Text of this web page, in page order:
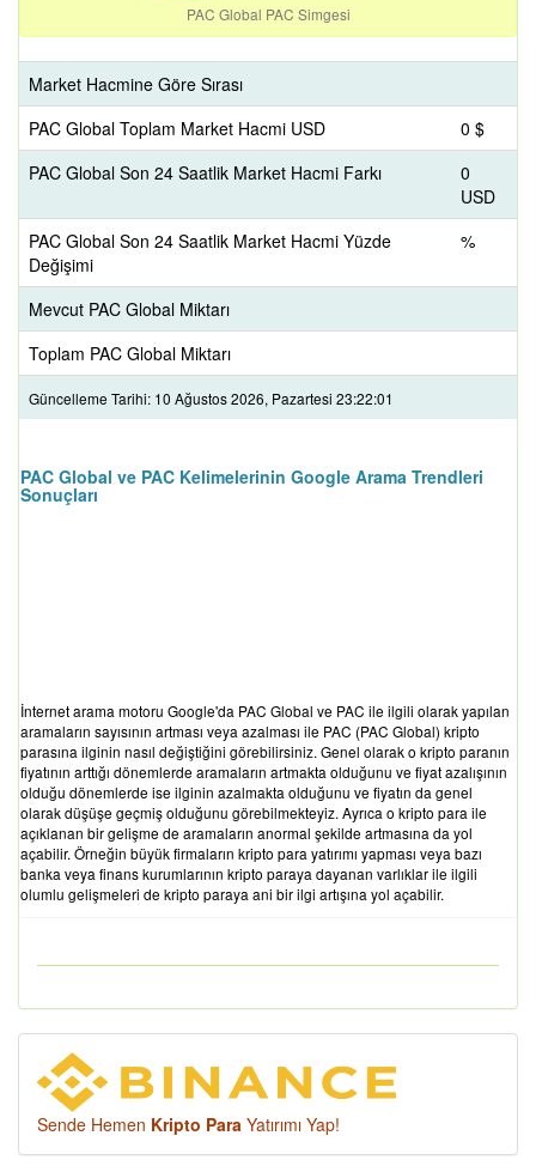
PAC Global PAC Simgesi
Market Hacmine Göre Sırası
PAC Global Toplam Market Hacmi USD
0 $
PAC Global Son 24 Saatlik Market Hacmi Farkı
0
USD
PAC Global Son 24 Saatlik Market Hacmi Yüzde
Değişimi
%
Mevcut PAC Global Miktarı
Toplam PAC Global Miktarı
Güncelleme Tarihi: 10 Ağustos 2026, Pazartesi 23:22:01
PAC Global ve PAC Kelimelerinin Google Arama Trendleri
Sonuçları
İnternet arama motoru Google'da PAC Global ve PAC ile ilgili olarak yapılan
aramaların sayısının artması veya azalması ile PAC (PAC Global) kripto
parasına ilginin nasıl değiştiğini görebilirsiniz. Genel olarak o kripto paranın
fiyatının arttığı dönemlerde aramaların artmakta olduğunu ve fiyat azalışının
olduğu dönemlerde ise ilginin azalmakta olduğunu ve fiyatın da genel
olarak düşüşe geçmiş olduğunu görebilmekteyiz. Ayrıca o kripto para ile
açıklanan bir gelişme de aramaların anormal şekilde artmasına da yol
açabilir. Örneğin büyük firmaların kripto para yatırımı yapması veya bazı
banka veya finans kurumlarının kripto paraya dayanan varlıklar ile ilgili
olumlu gelişmeleri de kripto paraya ani bir ilgi artışına yol açabilir.
Sende Hemen Kripto Para Yatırımı Yap!